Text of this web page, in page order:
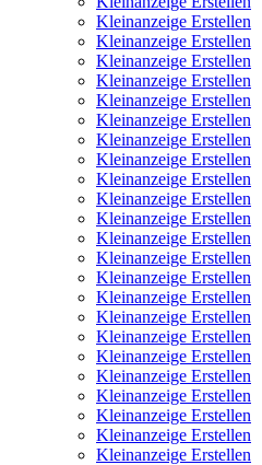
Kleinanzeige Erstellen
Kleinanzeige Erstellen
Kleinanzeige Erstellen
Kleinanzeige Erstellen
Kleinanzeige Erstellen
Kleinanzeige Erstellen
Kleinanzeige Erstellen
Kleinanzeige Erstellen
Kleinanzeige Erstellen
Kleinanzeige Erstellen
Kleinanzeige Erstellen
Kleinanzeige Erstellen
Kleinanzeige Erstellen
Kleinanzeige Erstellen
Kleinanzeige Erstellen
Kleinanzeige Erstellen
Kleinanzeige Erstellen
Kleinanzeige Erstellen
Kleinanzeige Erstellen
Kleinanzeige Erstellen
Kleinanzeige Erstellen
Kleinanzeige Erstellen
Kleinanzeige Erstellen